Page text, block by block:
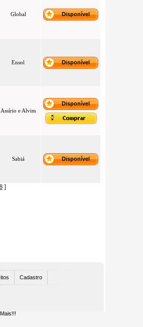
Global Disponível
Ensol Disponível
Assírio e Alvim
Disponível
Sabiá Disponível
8]
Cadastro